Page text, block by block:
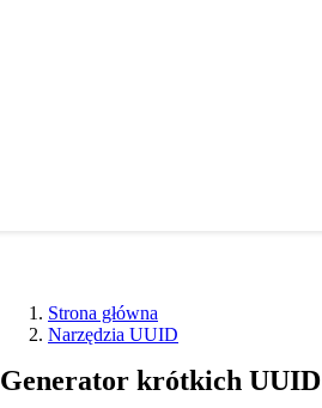
Strona główna
Narzędzia UUID
Generator krótkich UUID